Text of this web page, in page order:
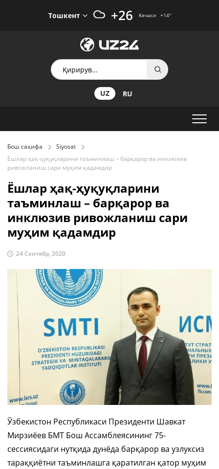
Тошкент +26 Кечаси +14°
UZ RU
Бош саҳифа
Siyosat
Ёшлар ҳақ-ҳуқуқларини таъминлаш – барқарор ва инклюзив
ривожланиш сари муҳим қадамдир
Ёшлар ҳақ-ҳуқуқларини
таъминлаш – барқарор ва
инклюзив ривожланиш сари
муҳим қадамдир
24 Сентябр, 2020
Ўзбекистон Республикаси Президенти Шавкат
Мирзиёев БМТ Бош Ассамблеясининг 75-
сессиясидаги нутқида дунёда барқарор ва узлуксиз
тараққиётни таъминлашга қаратилган қатор муҳим